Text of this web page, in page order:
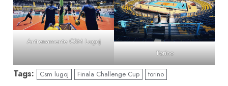
Antrenamente CSM Lugoj
Torino
Tags: Csm lugoj Finala Challenge Cup torino